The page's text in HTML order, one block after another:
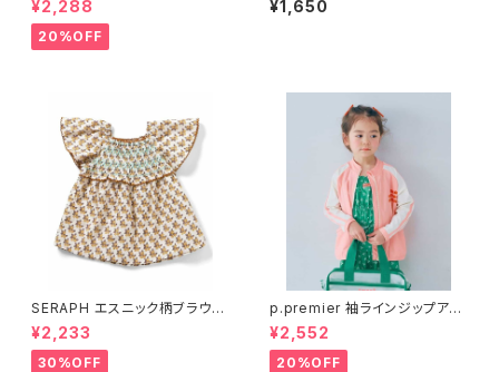
02
¥2,288
20%OFF
¥1,650
SERAPH エスニック柄ブラウ
ス S209036
¥2,233
30%OFF
p.premier 袖ラインジップアッ
プラッシュガード P276016
¥2,552
20%OFF